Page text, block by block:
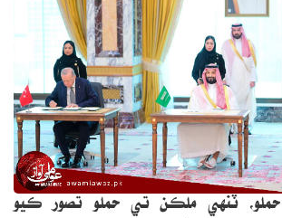
ٽنهي ملڪن تي حملو تصور ڪيو